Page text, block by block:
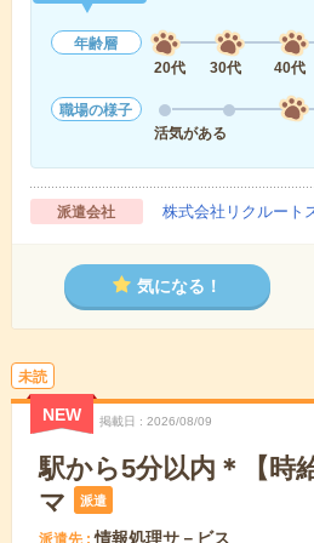
年齢層
20代
30代 40代
職場の様子
活気がある
派遣会社 株式会社リクルート
気になる！
未読
NEW 掲載日 2026/08/09
駅から5分以内＊【時
マ
派遣
派遣先 情報処理サ－ビス